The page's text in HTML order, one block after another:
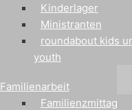
Kinderlager
Ministranten
roundabout kids
youth
Familienarbeit
Familienzmittag